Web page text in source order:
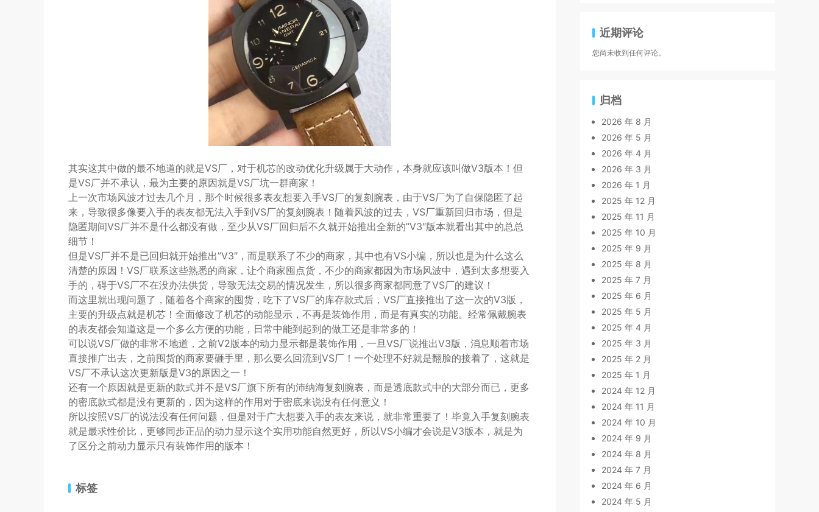
其实这其中做的最不地道的就是VS厂，对于机芯的改动优化升级属于大动作，本身就应该叫做V3版本！但
是VS厂并不承认，最为主要的原因就是VS厂坑一群商家！
上一次市场风波才过去几个月，那个时候很多表友想要入手VS厂的复刻腕表，由于VS厂为了自保隐匿了起
来，导致很多像要入手的表友都无法入手到VS厂的复刻腕表！随着风波的过去，VS厂重新回归市场，但是
隐匿期间VS厂并不是什么都没有做，至少从VS厂回归后不久就开始推出全新的”V3″版本就看出其中的总总
细节！
但是VS厂并不是已回归就开始推出”V3″，而是联系了不少的商家，其中也有VS小编，所以也是为什么这么
清楚的原因！VS厂联系这些熟悉的商家，让个商家囤点货，不少的商家都因为市场风波中，遇到太多想要入
手的，碍于VS厂不在没办法供货，导致无法交易的情况发生，所以很多商家都同意了VS厂的建议！
而这里就出现问题了，随着各个商家的囤货，吃下了VS厂的库存款式后，VS厂直接推出了这一次的V3版，
主要的升级点就是机芯！全面修改了机芯的动能显示，不再是装饰作用，而是有真实的功能。经常佩戴腕表
的表友都会知道这是一个多么方便的功能，日常中能到起到的做工还是非常多的！
可以说VS厂做的非常不地道，之前V2版本的动力显示都是装饰作用，一旦VS厂说推出V3版，消息顺着市场
直接推广出去，之前囤货的商家要砸手里，那么要么回流到VS厂！一个处理不好就是翻脸的接着了，这就是
VS厂不承认这次更新版是V3的原因之一！
还有一个原因就是更新的款式并不是VS厂旗下所有的沛纳海复刻腕表，而是透底款式中的大部分而已，更多
的密底款式都是没有更新的，因为这样的作用对于密底来说没有任何意义！
所以按照VS厂的说法没有任何问题，但是对于广大想要入手的表友来说，就非常重要了！毕竟入手复刻腕表
就是最求性价比，更够同步正品的动力显示这个实用功能自然更好，所以VS小编才会说是V3版本，就是为
了区分之前动力显示只有装饰作用的版本！
标签
近期评论
您尚未收到任何评论。
归档
2026 年 8 月
2026 年 5 月
2026 年 4 月
2026 年 3 月
2026 年 1 月
2025 年 12 月
2025 年 11 月
2025 年 10 月
2025 年 9 月
2025 年 8 月
2025 年 7 月
2025 年 6 月
2025 年 5 月
2025 年 4 月
2025 年 3 月
2025 年 2 月
2025 年 1 月
2024 年 12 月
2024 年 11 月
2024 年 10 月
2024 年 9 月
2024 年 8 月
2024 年 7 月
2024 年 6 月
2024 年 5 月